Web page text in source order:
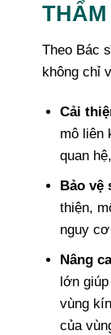
Theo Bác
không chỉ
Cải
mô liên
quan
Bảo vệ
thiện,
nguy
Nâng
lớn
vùng
của